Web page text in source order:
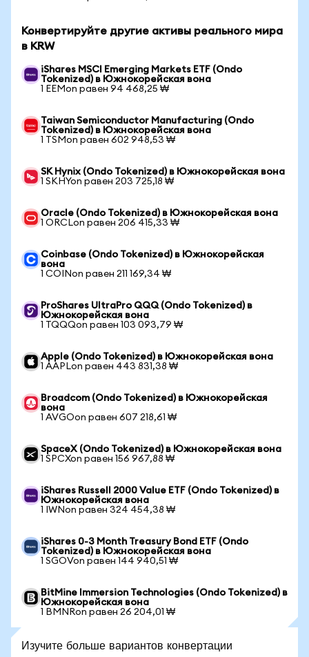
Конвертируйте другие активы реального мира
в KRW
iShares MSCI Emerging Markets ETF (Ondo
Tokenized) в Южнокорейская вона
1 EEMon равен 94 468,25 ₩
Taiwan Semiconductor Manufacturing (Ondo
Tokenized) в Южнокорейская вона
1 TSMon равен 602 948,53 ₩
SK Hynix (Ondo Tokenized) в Южнокорейская вона
1 SKHYon равен 203 725,18 ₩
Oracle (Ondo Tokenized) в Южнокорейская вона
1 ORCLon равен 206 415,33 ₩
Coinbase (Ondo Tokenized) в Южнокорейская
вона
1 COINon равен 211 169,34 ₩
ProShares UltraPro QQQ (Ondo Tokenized) в
Южнокорейская вона
1 TQQQon равен 103 093,79 ₩
Apple (Ondo Tokenized) в Южнокорейская вона
1 AAPLon равен 443 831,38 ₩
Broadcom (Ondo Tokenized) в Южнокорейская
вона
1 AVGOon равен 607 218,61 ₩
SpaceX (Ondo Tokenized) в Южнокорейская вона
1 SPCXon равен 156 967,88 ₩
iShares Russell 2000 Value ETF (Ondo Tokenized) в
Южнокорейская вона
1 IWNon равен 324 454,38 ₩
iShares 0-3 Month Treasury Bond ETF (Ondo
Tokenized) в Южнокорейская вона
1 SGOVon равен 144 940,51 ₩
BitMine Immersion Technologies (Ondo Tokenized) в
Южнокорейская вона
1 BMNRon равен 26 204,01 ₩
Изучите больше вариантов конвертации